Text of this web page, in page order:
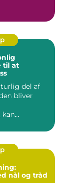
til at
del af
bliver
nål og tråd